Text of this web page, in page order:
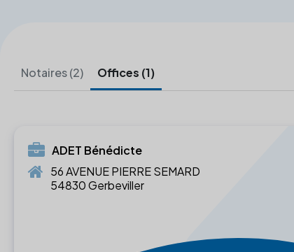
Notaires (2) Offices (1)
ADET Bénédicte
56 AVENUE PIERRE SEMARD
54830 Gerbeviller